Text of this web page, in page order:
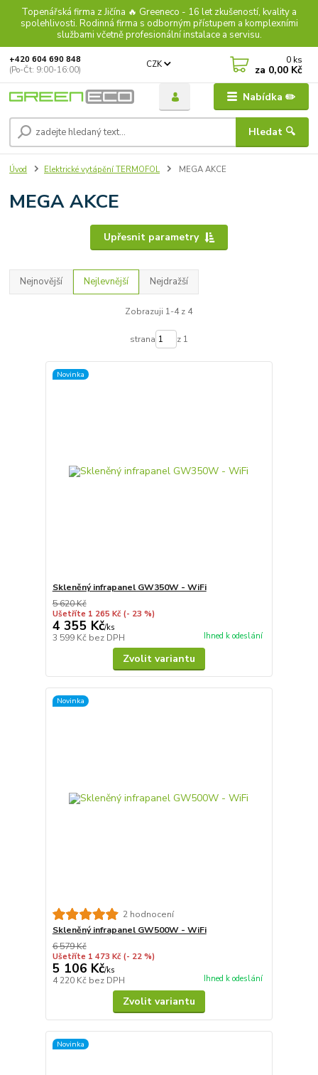
Topenářská firma z Jičína 🔥 Greeneco - 16 let zkušeností, kvality a
spolehlivosti. Rodinná firma s odborným přístupem a komplexními
službami včetně profesionální instalace a servisu.
Nabídka ✏️
CZK
Hledat 🔍
+420 604 690 848
(Po-Čt: 9:00-16:00)
0 ks
za 0,00 Kč
Úvod Elektrické vytápění TERMOFOL MEGA AKCE
MEGA AKCE
Upřesnit parametry
Nejnovější Nejlevnější Nejdražší
Zobrazuji 1-4 z 4
strana z 1
Novinka
Skleněný infrapanel GW350W - WiFi
5 620 Kč
Ušetříte 1 265 Kč (- 23 %)
4 355 Kč/ks
3 599 Kč bez DPH Ihned k odeslání
Zvolit variantu
Novinka
2 hodnocení
Skleněný infrapanel GW500W - WiFi
6 579 Kč
Ušetříte 1 473 Kč (- 22 %)
5 106 Kč/ks
4 220 Kč bez DPH Ihned k odeslání
Zvolit variantu
Novinka